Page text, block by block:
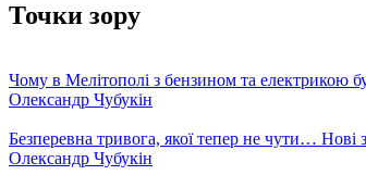
Точки зору
Чому в Мелітополі з бензином та електрикою
Олександр Чубукін
Безперевна тривога, якої тепер не чути… Нові
Олександр Чубукін